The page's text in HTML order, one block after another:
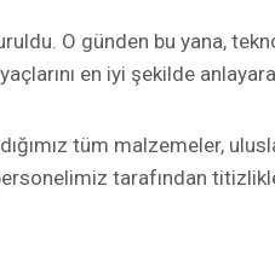
O günden bu yana,
en iyi şekilde
tüm malzemeler,
tarafından